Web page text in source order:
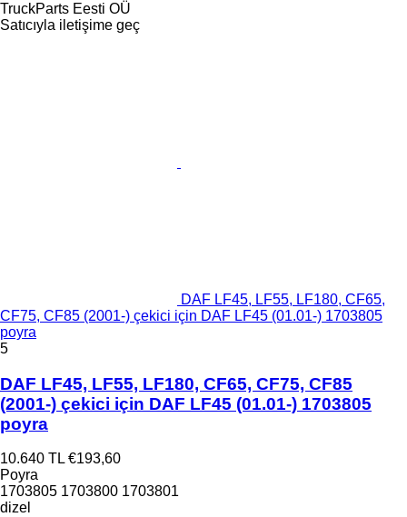
TruckParts Eesti OÜ
Satıcıyla iletişime geç
DAF LF45, LF55, LF180, CF65,
CF75, CF85 (2001-) çekici için DAF LF45 (01.01-) 1703805
poyra
5
DAF LF45, LF55, LF180, CF65, CF75, CF85
(2001-) çekici için DAF LF45 (01.01-) 1703805
poyra
10.640 TL €193,60
Poyra
1703805 1703800 1703801
dizel